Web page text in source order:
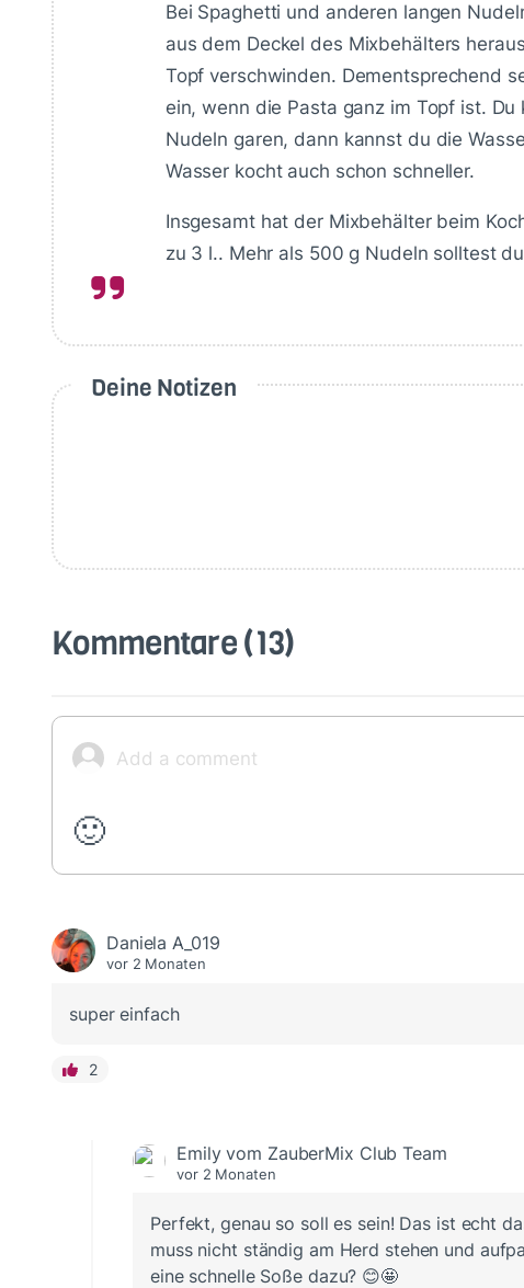
Bei Spaghetti und anderen langen
aus dem Deckel des Mixbehälters
Topf verschwinden. Dementsprechend
ein, wenn die Pasta ganz im Topf ist.
Nudeln garen, dann kannst du die
Wasser kocht auch schon schneller.
Insgesamt hat der Mixbehälter beim
zu 3 l.. Mehr als 500 g Nudeln solltest
Deine Notizen
Kommentare(13)
🙂
Daniela A_019
vor 2 Monaten
super einfach
2
Emily vom ZauberMix Club Team
vor 2 Monaten
Perfekt, genau so soll es sein! Das ist echt
muss nicht ständig am Herd stehen und
eine schnelle Soße dazu? 😊🤩